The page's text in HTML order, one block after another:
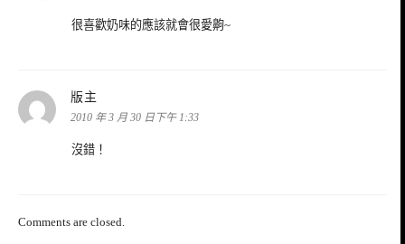
很喜歡奶味的應該就會很愛齁~
版主
示:
2010 年 3 月 30 日下午 1:33
沒錯！
Comments are closed.